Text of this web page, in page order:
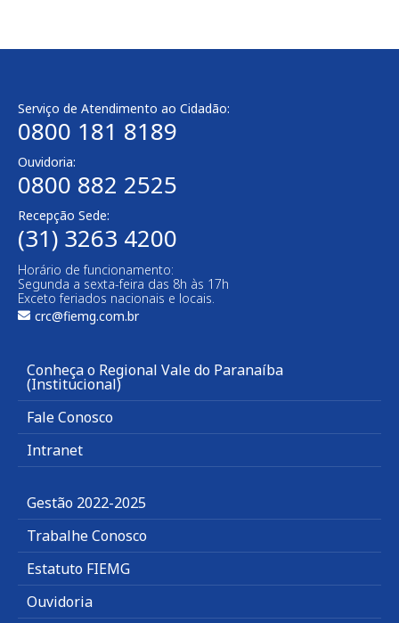
Serviço de Atendimento ao Cidadão:
0800 181 8189
Ouvidoria:
0800 882 2525
Recepção Sede:
(31) 3263 4200
Horário de funcionamento:
Segunda a sexta-feira das 8h às 17h
Exceto feriados nacionais e locais.
crc@fiemg.com.br
Conheça o Regional Vale do Paranaíba
(Institucional)
Fale Conosco
Intranet
Gestão 2022-2025
Trabalhe Conosco
Estatuto FIEMG
Ouvidoria